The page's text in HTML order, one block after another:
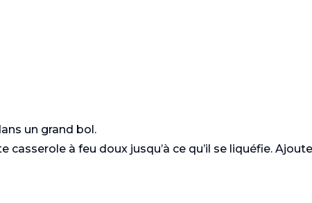
un grand bol.
à feu doux jusqu’à ce qu’il se liquéfie.